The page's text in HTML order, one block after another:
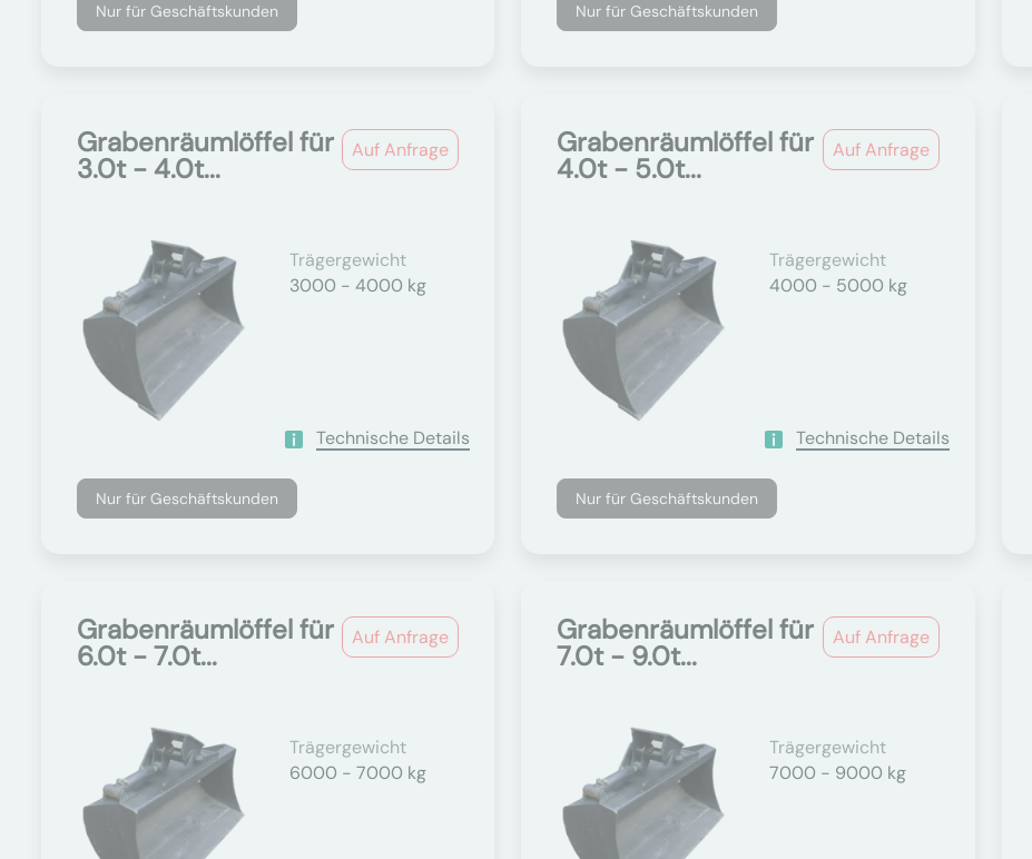
Nur für Geschäftskunden Nur für Geschäftskunden
Auf Anfrage
Grabenräumlöffel für
3.0t - 4.0t...
Trägergewicht
3000 - 4000 kg
Technische Details
Nur für Geschäftskunden
Auf Anfrage
Grabenräumlöffel für
4.0t - 5.0t...
Trägergewicht
4000 - 5000 kg
Technische Details
Nur für Geschäftskunden
Auf Anfrage
Grabenräumlöffel für
6.0t - 7.0t...
Trägergewicht
6000 - 7000 kg
Auf Anfrage
Grabenräumlöffel für
7.0t - 9.0t...
Trägergewicht
7000 - 9000 kg